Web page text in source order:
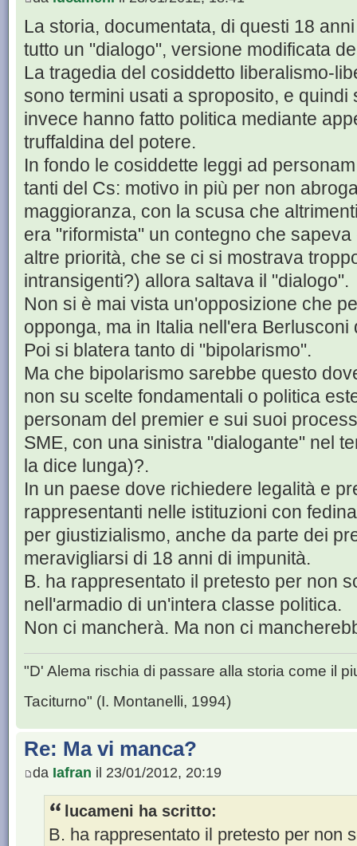
La storia, documentata, di questi 18
tutto un "dialogo", versione modificata
La tragedia del cosiddetto liberalismo-
sono termini usati a sproposito, e quindi
invece hanno fatto politica mediante
truffaldina del potere.
In fondo le cosiddette leggi ad
tanti del Cs: motivo in più per non
maggioranza, con la scusa che
era "riformista" un contegno che
altre priorità, che se ci si mostrava
intransigenti?) allora saltava il "dialogo".
Non si è mai vista un'opposizione che
opponga, ma in Italia nell'era Berlusconi
Poi si blatera tanto di "bipolarismo".
Ma che bipolarismo sarebbe questo
non su scelte fondamentali o politica
personam del premier e sui suoi
SME, con una sinistra "dialogante" nel
la dice lunga)?.
In un paese dove richiedere legalità e
rappresentanti nelle istituzioni con
per giustizialismo, anche da parte dei
meravigliarsi di 18 anni di impunità.
B. ha rappresentato il pretesto per non
nell'armadio di un'intera classe politica.
Non ci mancherà. Ma non ci
"D' Alema rischia di passare alla storia come il
Taciturno" (I. Montanelli, 1994)
Re: Ma vi manca?
da Iafran il 23/01/2012, 20:19
lucameni ha scritto:
B. ha rappresentato il pretesto per non